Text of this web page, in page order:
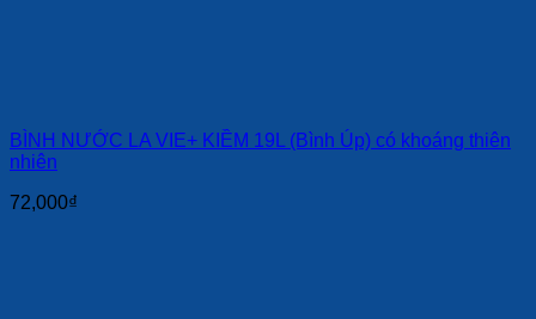
BÌNH NƯỚC LA VIE+ KIỀM 19L (Bình Úp) có khoáng thiên
nhiên
72,000₫